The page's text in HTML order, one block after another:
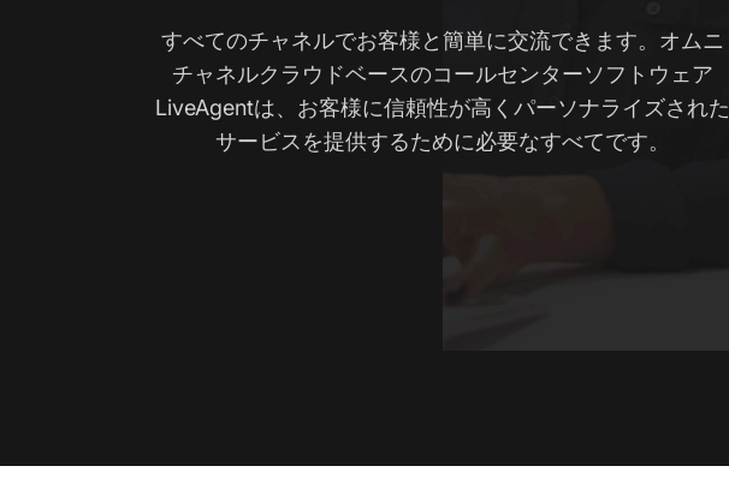
すべてのチャネルでお客様と簡単に交流できます。オムニ
チャネルクラウドベースのコールセンターソフトウェア
LiveAgentは、お客様に信頼性が高くパーソナライズされた
サービスを提供するために必要なすべてです。